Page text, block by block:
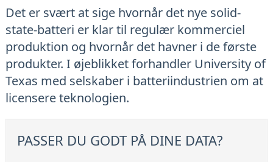
Det er svært at sige hvornår det nye solid-
state-batteri er klar til regulær kommerciel
produktion og hvornår det havner i de første
produkter. I øjeblikket forhandler University of
Texas med selskaber i batteriindustrien om at
licensere teknologien.
PASSER DU GODT PÅ DINE DATA?